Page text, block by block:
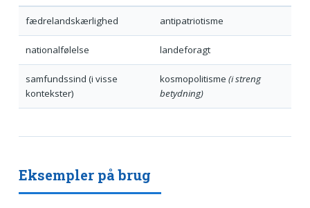
fædrelandskærlighed antipatriotisme
nationalfølelse landeforagt
samfundssind (i visse
kontekster)
kosmopolitisme (i streng
betydning)
Eksempler på brug